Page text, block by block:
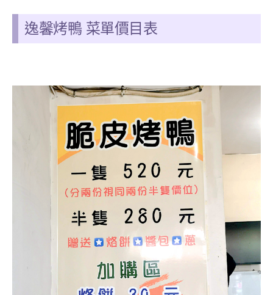
逸馨烤鴨 菜單價目表